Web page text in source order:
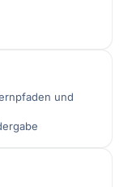
und